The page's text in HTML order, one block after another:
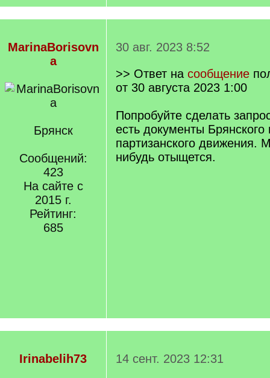
MarinaBorisovn
a
Брянск
Сообщений:
423
На сайте с
2015 г.
Рейтинг:
685
30 авг. 2023 8:52
>> Ответ на сообщение
от 30 августа 2023 1:00
Попробуйте сделать
есть документы Брянского
партизанского движения.
нибудь отыщется.
Irinabelih73
14 сент. 2023 12:31